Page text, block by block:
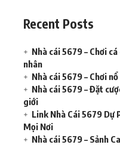
Recent Posts
Nhà cái 5679 – Chơi
nhân
Nhà cái 5679 – Chơi
Nhà cái 5679 – Đặt
giới
Link Nhà Cái 5679 Dự
Mọi Nơi
Nhà cái 5679 – Sảnh